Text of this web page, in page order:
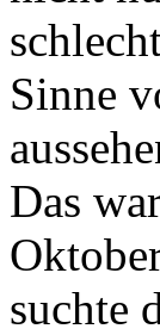
Sinne
Das
suchte